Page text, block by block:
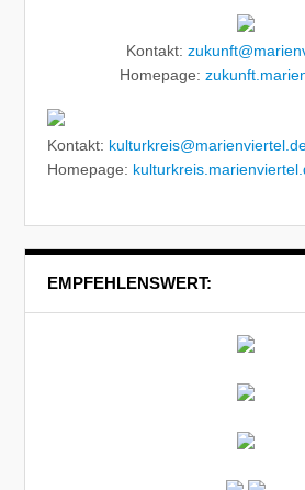
Kontakt:
Homepage:
Kontakt:
Homepage:
EMPFEHLENSWERT: